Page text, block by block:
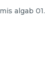
algab 01.